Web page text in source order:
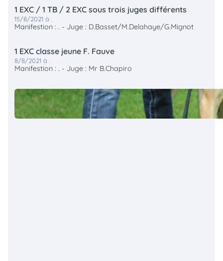
1 EXC / 1 TB / 2 EXC sous trois juges différents
15/8/2021 à .
Manifestion : . - Juge : D.Basset/M.Delahaye/G.Mignot
1 EXC classe jeune F. Fauve
8/8/2021 à .
Manifestion : . - Juge : Mr B.Chapiro